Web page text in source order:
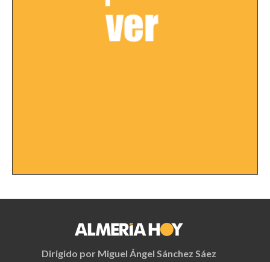
Dirigido por Miguel Ángel Sánchez Sáez